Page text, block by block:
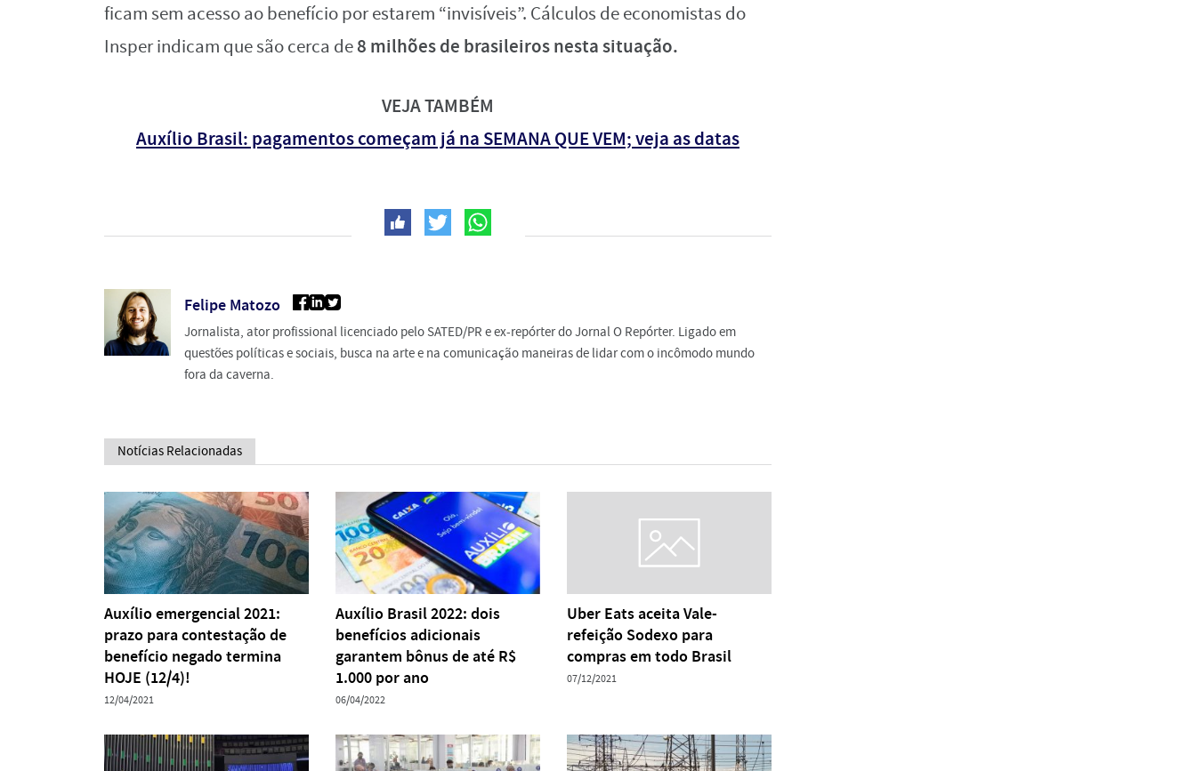
ficam sem acesso ao benefício por estarem “invisíveis”. Cálculos de economistas do
Insper indicam que são cerca de8 milhões de brasileiros nesta situação.
VEJA TAMBÉM
Auxílio Brasil: pagamentos começam já na SEMANA QUE VEM; veja as datas
Felipe Matozo
Jornalista, ator profissional licenciado pelo SATED/PR e ex-repórter do Jornal O Repórter. Ligado em
questões políticas e sociais, busca na arte e na comunicação maneiras de lidar com o incômodo mundo
fora da caverna.
Notícias Relacionadas
Auxílio emergencial 2021:
prazo para contestação de
benefício negado termina
HOJE (12/4)!
12/04/2021
Auxílio Brasil 2022: dois
benefícios adicionais
garantem bônus de até R$
1.000 por ano
06/04/2022
Uber Eats aceita Vale-
refeição Sodexo para
compras em todo Brasil
07/12/2021